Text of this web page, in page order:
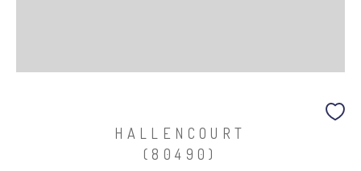
HALLENCOURT
(80490)